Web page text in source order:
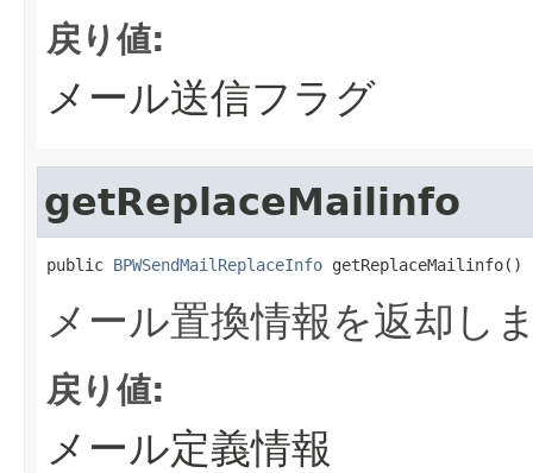
戻り値:
メール送信フラグ
getReplaceMailinfo
public BPWSendMailReplaceInfo getReplaceMailinfo()
メール置換情報を返却し
戻り値:
メール定義情報